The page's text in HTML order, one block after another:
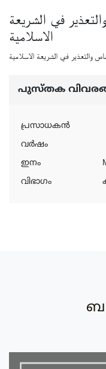
في الشريعة
الاسلامية
والتعذير في الشريعة الاسلامية
പുസ്‌തക
പ്രസാധകന്‍
വര്‍ഷം
ഇനം
വിഭാഗം